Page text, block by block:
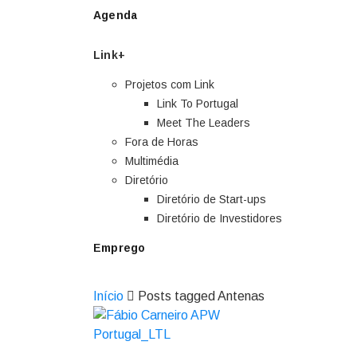
Agenda
Link+
Projetos com Link
Link To Portugal
Meet The Leaders
Fora de Horas
Multimédia
Diretório
Diretório de Start-ups
Diretório de Investidores
Emprego
Início Posts tagged Antenas